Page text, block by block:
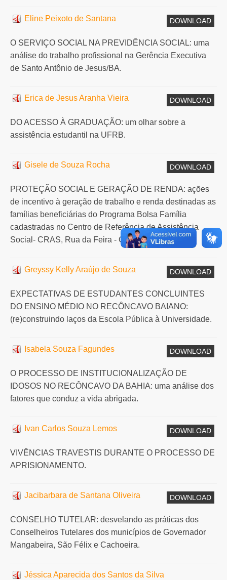
Eline Peixoto de Santana DOWNLOAD
O SERVIÇO SOCIAL NA PREVIDÊNCIA SOCIAL: uma
análise do trabalho profissional na Gerência Executiva
de Santo Antônio de Jesus/BA.
Erica de Jesus Aranha Vieira DOWNLOAD
DO ACESSO À GRADUAÇÃO: um olhar sobre a
assistência estudantil na UFRB.
Gisele de Souza Rocha DOWNLOAD
PROTEÇÃO SOCIAL E GERAÇÃO DE RENDA: ações
de incentivo à geração de trabalho e renda destinadas as
famílias beneficiárias do Programa Bolsa Família
cadastradas no Centro de Referência de Assistência
Social- CRAS, Rua da Feira - Cachoeira-BA.
Greyssy Kelly Araújo de Souza DOWNLOAD
EXPECTATIVAS DE ESTUDANTES CONCLUINTES
DO ENSINO MÉDIO NO RECÔNCAVO BAIANO:
(re)construindo laços da Escola Pública à Universidade.
Isabela Souza Fagundes DOWNLOAD
O PROCESSO DE INSTITUCIONALIZAÇÃO DE
IDOSOS NO RECÔNCAVO DA BAHIA: uma análise dos
fatores que conduz a vida abrigada.
Ivan Carlos Souza Lemos DOWNLOAD
VIVÊNCIAS TRAVESTIS DURANTE O PROCESSO DE
APRISIONAMENTO.
Jacibarbara de Santana Oliveira DOWNLOAD
CONSELHO TUTELAR: desvelando as práticas dos
Conselheiros Tutelares dos municípios de Governador
Mangabeira, São Félix e Cachoeira.
Jéssica Aparecida dos Santos da Silva